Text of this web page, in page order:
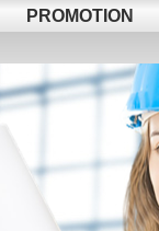
PROMOTION